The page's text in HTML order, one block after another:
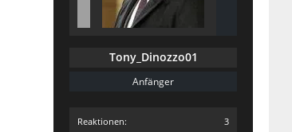
Tony_Dinozzo01
Anfänger
Reaktionen
3